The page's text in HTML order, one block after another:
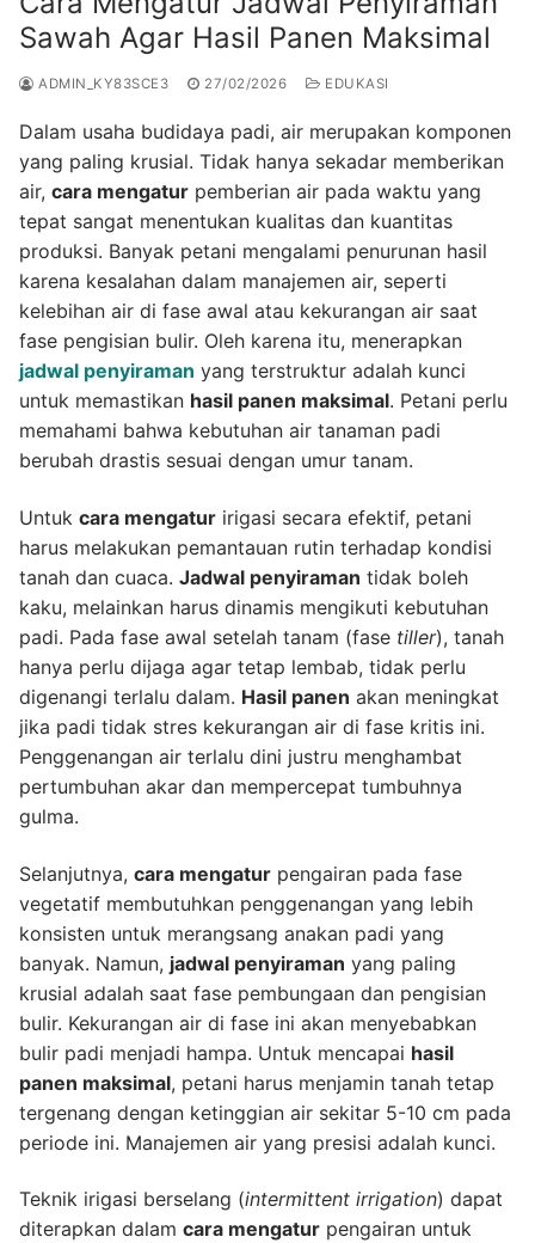
Sawah Agar Hasil Panen Maksimal
ADMIN_KY83SCE3 27/02/2026 EDUKASI
Dalam usaha budidaya padi, air merupakan komponen
yang paling krusial. Tidak hanya sekadar memberikan
air, cara mengatur pemberian air pada waktu yang
tepat sangat menentukan kualitas dan kuantitas
produksi. Banyak petani mengalami penurunan hasil
karena kesalahan dalam manajemen air, seperti
kelebihan air di fase awal atau kekurangan air saat
fase pengisian bulir. Oleh karena itu, menerapkan
jadwal penyiraman yang terstruktur adalah kunci
untuk memastikan hasil panen maksimal. Petani perlu
memahami bahwa kebutuhan air tanaman padi
berubah drastis sesuai dengan umur tanam.
Untuk cara mengatur irigasi secara efektif, petani
harus melakukan pemantauan rutin terhadap kondisi
tanah dan cuaca. Jadwal penyiraman tidak boleh
kaku, melainkan harus dinamis mengikuti kebutuhan
padi. Pada fase awal setelah tanam (fase tiller), tanah
hanya perlu dijaga agar tetap lembab, tidak perlu
digenangi terlalu dalam. Hasil panen akan meningkat
jika padi tidak stres kekurangan air di fase kritis ini.
Penggenangan air terlalu dini justru menghambat
pertumbuhan akar dan mempercepat tumbuhnya
gulma.
Selanjutnya, cara mengatur pengairan pada fase
vegetatif membutuhkan penggenangan yang lebih
konsisten untuk merangsang anakan padi yang
banyak. Namun, jadwal penyiraman yang paling
krusial adalah saat fase pembungaan dan pengisian
bulir. Kekurangan air di fase ini akan menyebabkan
bulir padi menjadi hampa. Untuk mencapai hasil
panen maksimal, petani harus menjamin tanah tetap
tergenang dengan ketinggian air sekitar 5-10 cm pada
periode ini. Manajemen air yang presisi adalah kunci.
Teknik irigasi berselang (intermittent irrigation) dapat
diterapkan dalam cara mengatur pengairan untuk